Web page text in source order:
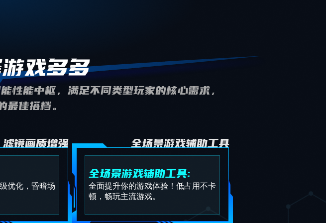
戏多多
能中枢，满足不同类型玩家的核心需求，
佳搭档。
滤镜画质增强
优化，昏暗场
全场景游戏辅助工具
全场景游戏辅助工具:
全面提升你的游戏体验！低占用不卡
顿，畅玩主流游戏。